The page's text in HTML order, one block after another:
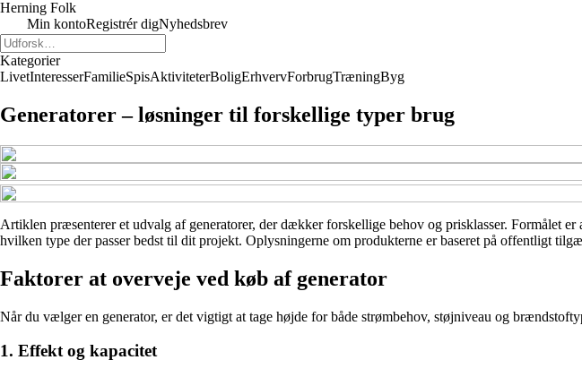
Herning Folk
Min kontoRegistrér digNyhedsbrev
Kategorier
LivetInteresserFamilieSpisAktiviteterBoligErhvervForbrugTræningByg
Generatorer – løsninger til forskellige typer brug
Artiklen præsenterer et udvalg af generatorer, der dækker forskellige behov og prisklasser. Formålet
hvilken type der passer bedst til dit projekt. Oplysningerne om produkterne er baseret på offentligt
Faktorer at overveje ved køb af generator
Når du vælger en generator, er det vigtigt at tage højde for både strømbehov, støjniveau og
1. Effekt og kapacitet